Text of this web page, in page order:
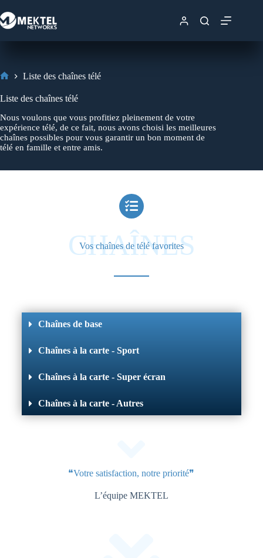
Liste des chaînes télé
Liste des chaînes télé
Nous voulons que vous profitiez pleinement de votre
expérience télé, de ce fait, nous avons choisi les meilleures
chaînes possibles pour vous garantir un bon moment de
télé en famille et entre amis.
Vos chaînes de télé favorites
CHAÎNES
Chaînes de base
Chaînes à la carte - Sport
Chaînes à la carte - Super écran
Chaînes à la carte - Autres
❝Votre satisfaction, notre priorité❞
L’équipe MEKTEL